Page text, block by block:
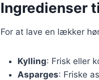
Ingredienser
For at lave en lækker
Kylling: Frisk eller
Asparges: Friske